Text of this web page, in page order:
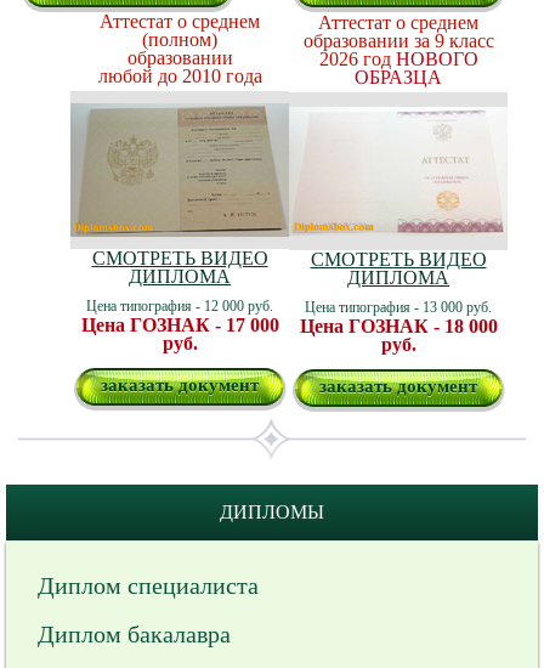
Аттестат о среднем
(полном)
образовании
любой до 2010 года
СМОТРЕТЬ ВИДЕО
ДИПЛОМА
Цена типография - 12 000 руб.
Цена ГОЗНАК - 17 000
руб.
заказать документ
Аттестат о среднем
образовании за 9 класс
2026 год НОВОГО
ОБРАЗЦА
СМОТРЕТЬ ВИДЕО
ДИПЛОМА
Цена типография - 13 000 руб.
Цена ГОЗНАК - 18 000
руб.
заказать документ
ДИПЛОМЫ
Диплом специалиста
Диплом бакалавра